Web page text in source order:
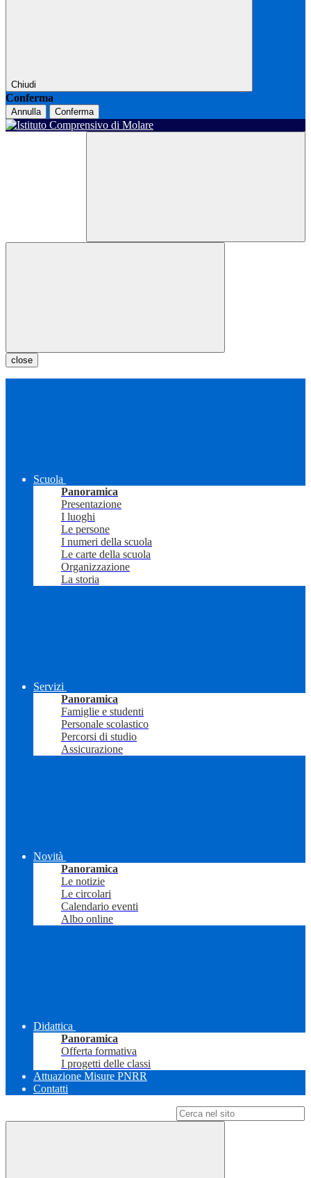
Chiudi
Conferma
Annulla Conferma
close
Scuola
Panoramica
Presentazione
I luoghi
Le persone
I numeri della scuola
Le carte della scuola
Organizzazione
La storia
Servizi
Panoramica
Famiglie e studenti
Personale scolastico
Percorsi di studio
Assicurazione
Novità
Panoramica
Le notizie
Le circolari
Calendario eventi
Albo online
Didattica
Panoramica
Offerta formativa
I progetti delle classi
Attuazione Misure PNRR
Contatti